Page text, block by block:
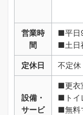
営業時
間
■平日
■土日
定休日 不定休
設備・
サービ
■更衣
■トイ
■無料